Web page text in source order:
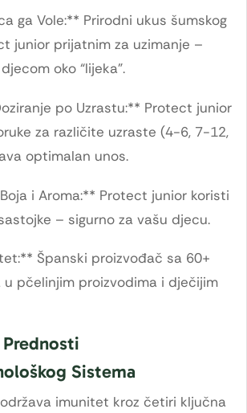
ga Vole:** Prirodni ukus šumskog
junior prijatnim za uzimanje –
oko “lijeka”.
po Uzrastu:** Protect junior
za različite uzraste (4-6, 7-12,
optimalan unos.
i Aroma:** Protect junior koristi
– sigurno za vašu djecu.
Španski proizvođač sa 60+
u pčelinjim proizvodima i dječijim
Sistema
imunitet kroz četiri ključna